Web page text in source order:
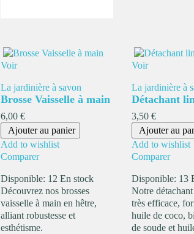
Voir
La jardinière à savon
Brosse Vaisselle à main
Prix
6,00 €
Ajouter au panier
Add to wishlist
Comparer
Disponible: 12 En stock
Découvrez nos brosses
vaisselle à main en hêtre,
alliant robustesse et
esthétisme.
Voir
La jardinière à
Détachant
Prix
3,50 €
Ajouter au
Add to wishlist
Comparer
Disponible: 13
Notre
très efficace,
huile de coco,
de soude et